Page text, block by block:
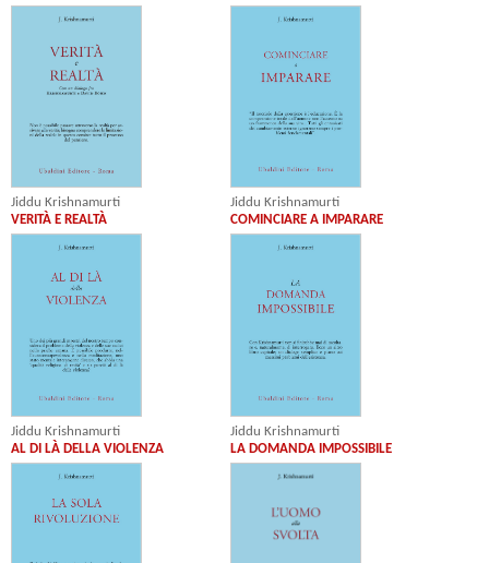
Jiddu Krishnamurti
VERITÀ E REALTÀ
Jiddu Krishnamurti
COMINCIARE A IMPARARE
Jiddu Krishnamurti
AL DI LÀ DELLA VIOLENZA
Jiddu Krishnamurti
LA DOMANDA IMPOSSIBILE